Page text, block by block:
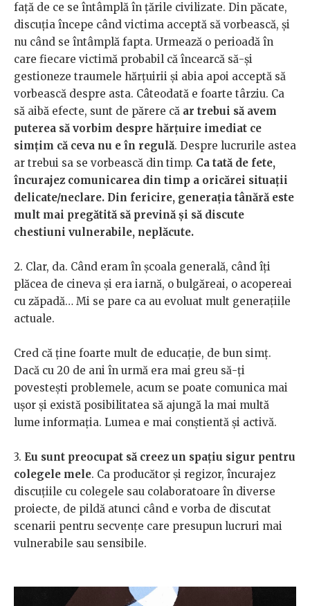
față de ce se întâmplă în țările civilizate. Din păcate,
discuția începe când victima acceptă să vorbească, și
nu când se întâmplă fapta. Urmează o perioadă în
care fiecare victimă probabil că încearcă să-și
gestioneze traumele hărțuirii și abia apoi acceptă să
vorbească despre asta. Câteodată e foarte târziu. Ca
să aibă efecte, sunt de părere că ar trebui să avem
puterea să vorbim despre hărțuire imediat ce
simțim că ceva nu e în regulă. Despre lucrurile astea
ar trebui sa se vorbească din timp. Ca tată de fete,
încurajez comunicarea din timp a oricărei situații
delicate/neclare. Din fericire, generația tânără este
mult mai pregătită să prevină și să discute
chestiuni vulnerabile, neplăcute.
2. Clar, da. Când eram în școala generală, când îți
plăcea de cineva și era iarnă, o bulgăreai, o acopereai
cu zăpadă… Mi se pare ca au evoluat mult generațiile
actuale.
Cred că ține foarte mult de educație, de bun simț.
Dacă cu 20 de ani în urmă era mai greu să-ți
povestești problemele, acum se poate comunica mai
ușor și există posibilitatea să ajungă la mai multă
lume informația. Lumea e mai conștientă și activă.
3. Eu sunt preocupat să creez un spațiu sigur pentru
colegele mele. Ca producător și regizor, încurajez
discuțiile cu colegele sau colaboratoare în diverse
proiecte, de pildă atunci când e vorba de discutat
scenarii pentru secvențe care presupun lucruri mai
vulnerabile sau sensibile.